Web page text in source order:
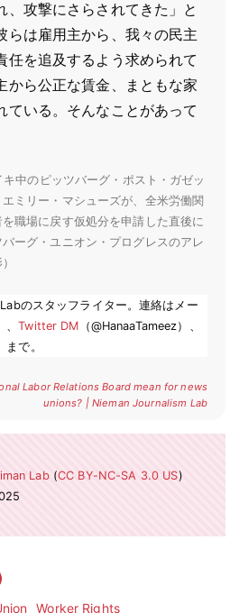
、攻撃にさらされてきた」と
らは雇用主から、我々の民主
任を追及するよう求められて
から公正な賃金、まともな家
ている。そんなことがあって
中のピッツバーグ・ポスト・ガゼッ
ミリー・マシューズが、全米労働関
職場に戻す仮処分を申請した直後に
ーグ・ユニオン・プログレスのアレ
のスタッフライター。連絡はメー
、Twitter DM （@HanaaTameez）、
で。
Labor Relations Board mean for news
unions? | Nieman Journalism Lab
Lab(CC BY-NC-SA 3.0 US)
Worker Rights